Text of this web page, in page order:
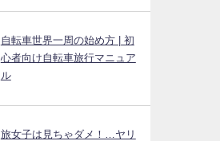
自転車世界一周の始め方 | 初
心者向け自転車旅行マニュア
ル
旅女子は見ちゃダメ！…ヤリ